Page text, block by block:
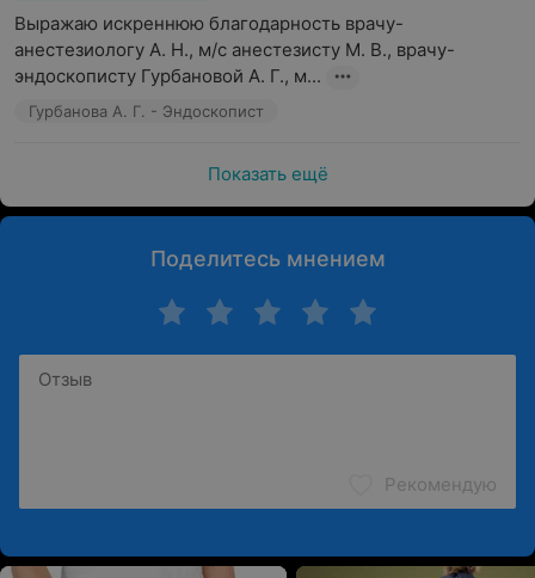
Выражаю искреннюю благодарность врачу-
анестезиологу А. Н., м/с анестезисту М. В., врачу-
эндоскописту Гурбановой А. Г., м...
Гурбанова А. Г. - Эндоскопист
Показать ещё
Поделитесь мнением
Рекомендую